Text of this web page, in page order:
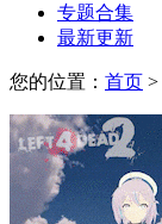
专题合集
最新更新
您的位置： 首页 >